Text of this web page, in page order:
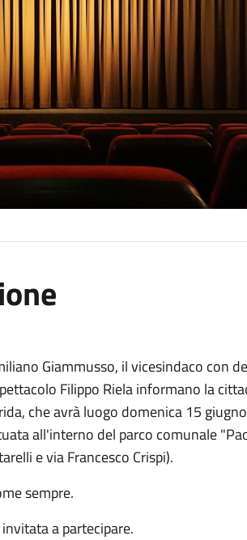
Giammusso, il vicesindaco con
Filippo Riela informano la
che avrà luogo domenica 15
all'interno del parco comunale
e via Francesco Crispi).
sempre.
a partecipare.